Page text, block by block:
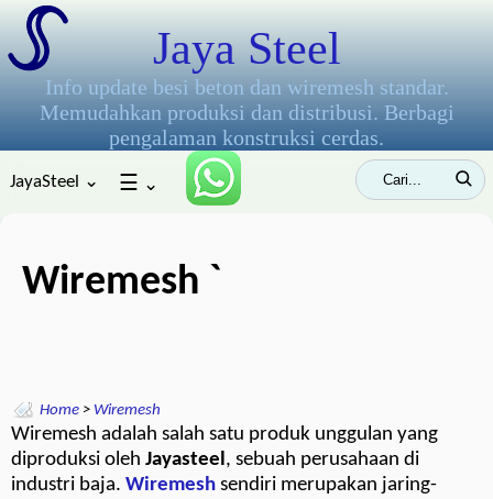
Jaya Steel
Info update besi beton dan wiremesh standar.
Memudahkan produksi dan distribusi. Berbagi
pengalaman konstruksi cerdas.
JayaSteel ⌄ ☰ ⌄
Wiremesh `
Home > Wiremesh
Wiremesh adalah salah satu produk unggulan yang
diproduksi oleh Jayasteel, sebuah perusahaan di
industri baja. Wiremesh sendiri merupakan jaring-